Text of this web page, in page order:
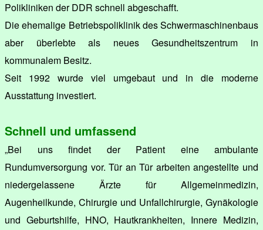
Polikliniken der DDR schnell abgeschafft.
Die ehemalige Betriebspoliklinik des Schwermaschinenbaus
aber überlebte als neues Gesundheitszentrum in
kommunalem Besitz.
Seit 1992 wurde viel umgebaut und in die moderne
Ausstattung investiert.
Schnell und umfassend
„Bei uns findet der Patient eine ambulante
Rundumversorgung vor. Tür an Tür arbeiten angestellte und
niedergelassene Ärzte für Allgemeinmedizin,
Augenheilkunde, Chirurgie und Unfallchirurgie, Gynäkologie
und Geburtshilfe, HNO, Hautkrankheiten, Innere Medizin,